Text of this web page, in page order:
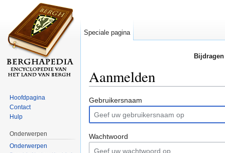
Aanmelden
Gebruikersnaam
Wachtwoord
Speciale pagina
Hoofdpagina
Contact
Hulp
Onderwerpen
Onderwerpen